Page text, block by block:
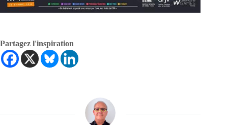
Partagez l'inspiration